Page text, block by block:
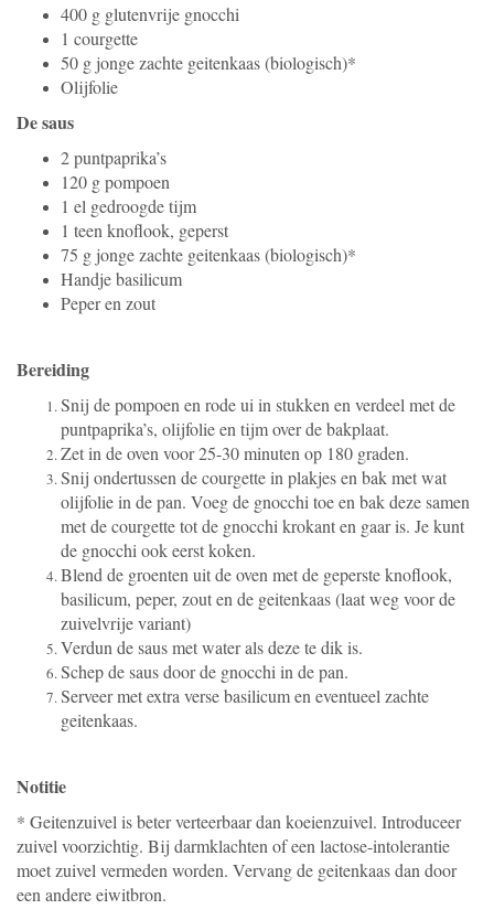
400 g glutenvrije gnocchi
1 courgette
50 g jonge zachte geitenkaas (biologisch)*
Olijfolie
De saus
2 puntpaprika’s
120 g pompoen
1 el gedroogde tijm
1 teen knoflook, geperst
75 g jonge zachte geitenkaas (biologisch)*
Handje basilicum
Peper en zout
Bereiding
Snij de pompoen en rode ui in stukken en verdeel met de
puntpaprika’s, olijfolie en tijm over de bakplaat.
Zet in de oven voor 25-30 minuten op 180 graden.
Snij ondertussen de courgette in plakjes en bak met wat
olijfolie in de pan. Voeg de gnocchi toe en bak deze samen
met de courgette tot de gnocchi krokant en gaar is. Je kunt
de gnocchi ook eerst koken.
Blend de groenten uit de oven met de geperste knoflook,
basilicum, peper, zout en de geitenkaas (laat weg voor de
zuivelvrije variant)
Verdun de saus met water als deze te dik is.
Schep de saus door de gnocchi in de pan.
Serveer met extra verse basilicum en eventueel zachte
geitenkaas.
Notitie
* Geitenzuivel is beter verteerbaar dan koeienzuivel. Introduceer
zuivel voorzichtig. Bij darmklachten of een lactose-intolerantie
moet zuivel vermeden worden. Vervang de geitenkaas dan door
een andere eiwitbron.